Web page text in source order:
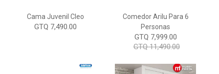
Cama Juvenil Cleo
GTQ 7,490.00
Comedor Arilu Para 6
Personas
GTQ 7,999.00
GTQ 11,490.00